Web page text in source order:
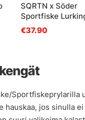
SQRTN x Söder
Sportfiske
Pike Trucker,
€37.90
Sportfiskeprylarilla
hauskaa, jos sinulla